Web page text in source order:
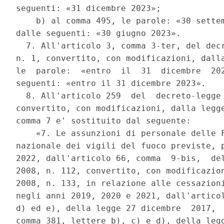
seguenti: «31 dicembre 2023»;
b) al comma 495, le parole: «30
dalle seguenti: «30 giugno 2023».
7. All'articolo 3, comma 3-ter, del
n. 1, convertito, con modificazioni,
le  parole:  «entro  il  31  dicembre
seguenti: «entro il 31 dicembre 2023».
8. All'articolo 259  del  decreto-
convertito, con modificazioni, dalla
comma 7 e' sostituito dal seguente:
«7. Le assunzioni di personale delle
nazionale dei vigili del fuoco previste,
2022, dall'articolo 66, comma  9-bis,
2008, n. 112, convertito, con
2008, n. 133, in relazione alle
negli anni 2019, 2020 e 2021,
d) ed e), della legge 27 dicembre
comma 381, lettere b), c) e d), della